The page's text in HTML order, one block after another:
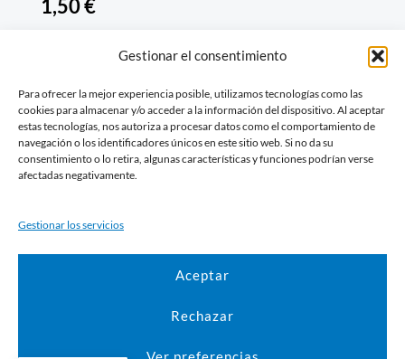
Gestionar el consentimiento
Para ofrecer la mejor experiencia posible, utilizamos tecnologías como las
cookies para almacenar y/o acceder a la información del dispositivo. Al aceptar
estas tecnologías, nos autoriza a procesar datos como el comportamiento de
navegación o los identificadores únicos en este sitio web. Si no da su
consentimiento o lo retira, algunas características y funciones podrían verse
afectadas negativamente.
Gestionar los servicios
Aceptar
Rechazar
1,50€
cantidad
AÑADIR AL
Descripción
Si trabajo quieres tener, ponle a San Pancracio una
vela a arder.